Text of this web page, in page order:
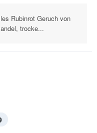
Rubinrot Geruch von
trocke...